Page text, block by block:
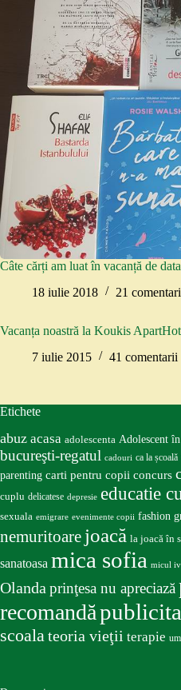
Câte cărți am luat în vacanță de
18 iulie 2018
21
Vacanța noastră la Koukis
7 iulie 2015
41 comentarii
Etichete
abuz acasa adolescenta Adolescent
bucureşti-regatul cadouri ca la școală
parenting carti pentru copii concurs
cuplu delicatese depresie educatie
sexuala emigrare evenimente copii fashion
nemuritoare joacă la joacă în
sanatoasa mica sofia micul iv
Olandaprinţesa nu apreciază
recomandă
scoalateoria vieţii terapie